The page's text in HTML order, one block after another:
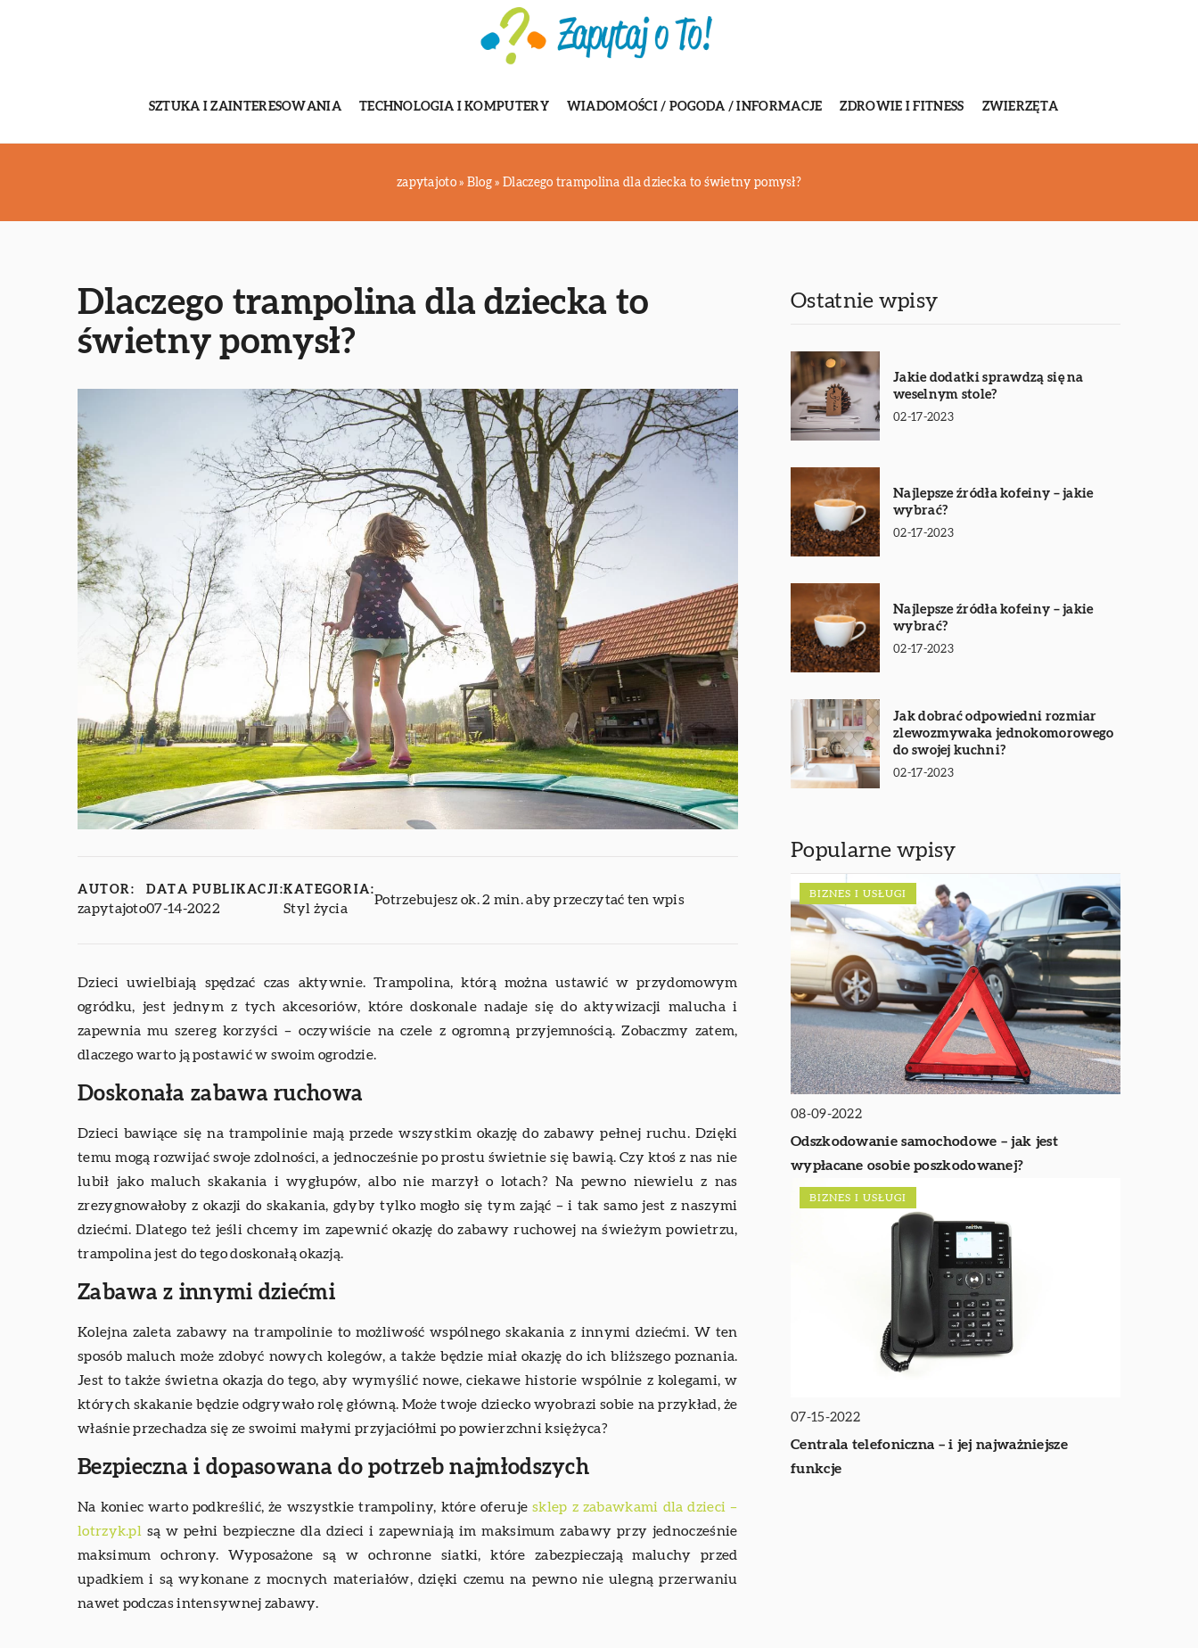
SZTUKA I ZAINTERESOWANIA TECHNOLOGIA I KOMPUTERY WIADOMOŚCI / POGODA / INFORMACJE ZDROWIE I FITNESS ZWIERZĘTA
zapytajoto» Blog » Dlaczego trampolina dla dziecka to świetny pomysł?
Dlaczego trampolina dla dziecka to
świetny pomysł?
AUTOR:
zapytajoto
DATA PUBLIKACJI:
07-14-2022
KATEGORIA:
Styl życia
Potrzebujesz ok. 2 min. aby przeczytać ten wpis
Dzieci uwielbiają spędzać czas aktywnie. Trampolina, którą można ustawić w przydomowym
ogródku, jest jednym z tych akcesoriów, które doskonale nadaje się do aktywizacji malucha i
zapewnia mu szereg korzyści – oczywiście na czele z ogromną przyjemnością. Zobaczmy zatem,
dlaczego warto ją postawić w swoim ogrodzie.
Doskonała zabawa ruchowa
Dzieci bawiące się na trampolinie mają przede wszystkim okazję do zabawy pełnej ruchu. Dzięki
temu mogą rozwijać swoje zdolności, a jednocześnie po prostu świetnie się bawią. Czy ktoś z nas nie
lubił jako maluch skakania i wygłupów, albo nie marzył o lotach? Na pewno niewielu z nas
zrezygnowałoby z okazji do skakania, gdyby tylko mogło się tym zająć – i tak samo jest z naszymi
dziećmi. Dlatego też jeśli chcemy im zapewnić okazję do zabawy ruchowej na świeżym powietrzu,
trampolina jest do tego doskonałą okazją.
Zabawa z innymi dziećmi
Kolejna zaleta zabawy na trampolinie to możliwość wspólnego skakania z innymi dziećmi. W ten
sposób maluch może zdobyć nowych kolegów, a także będzie miał okazję do ich bliższego poznania.
Jest to także świetna okazja do tego, aby wymyślić nowe, ciekawe historie wspólnie z kolegami, w
których skakanie będzie odgrywało rolę główną. Może twoje dziecko wyobrazi sobie na przykład, że
właśnie przechadza się ze swoimi małymi przyjaciółmi po powierzchni księżyca?
Bezpieczna i dopasowana do potrzeb najmłodszych
Na koniec warto podkreślić, że wszystkie trampoliny, które oferujesklep z zabawkami dla dzieci –
lotrzyk.pl są w pełni bezpieczne dla dzieci i zapewniają im maksimum zabawy przy jednocześnie
maksimum ochrony. Wyposażone są w ochronne siatki, które zabezpieczają maluchy przed
upadkiem i są wykonane z mocnych materiałów, dzięki czemu na pewno nie ulegną przerwaniu
nawet podczas intensywnej zabawy.
Ostatnie wpisy
Jakie dodatki sprawdzą się na
weselnym stole?
02-17-2023
Najlepsze źródła kofeiny – jakie
wybrać?
02-17-2023
Najlepsze źródła kofeiny – jakie
wybrać?
02-17-2023
Jak dobrać odpowiedni rozmiar
zlewozmywaka jednokomorowego
do swojej kuchni?
02-17-2023
Popularne wpisy
BIZNES I USŁUGI
08-09-2022
Odszkodowanie samochodowe – jak jest
wypłacane osobie poszkodowanej?
BIZNES I USŁUGI
07-15-2022
Centrala telefoniczna – i jej najważniejsze
funkcje